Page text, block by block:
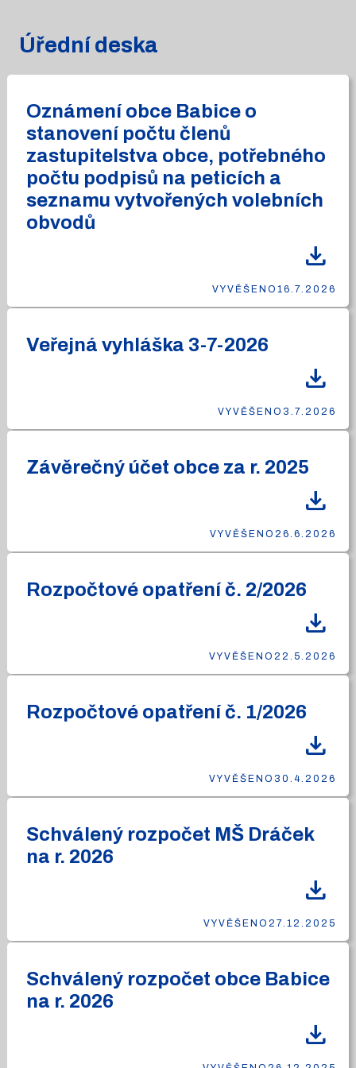
Úřední deska
Oznámení obce Babice o
stanovení počtu členů
zastupitelstva obce, potřebného
počtu podpisů na peticích a
seznamu vytvořených volebních
obvodů
download
VYVĚŠENO 16.7.2026
Veřejná vyhláška 3-7-2026
download
VYVĚŠENO 3.7.2026
Závěrečný účet obce za r. 2025
download
VYVĚŠENO 26.6.2026
Rozpočtové opatření č. 2/2026
download
VYVĚŠENO 22.5.2026
Rozpočtové opatření č. 1/2026
download
VYVĚŠENO 30.4.2026
Schválený rozpočet MŠ Dráček
na r. 2026
download
VYVĚŠENO 27.12.2025
Schválený rozpočet obce Babice
na r. 2026
download